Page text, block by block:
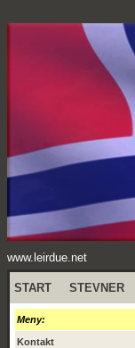
www.leirdue.net
START STEVNER
Meny:
Kontakt